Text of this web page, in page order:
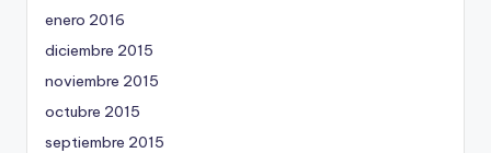
enero 2016
diciembre 2015
noviembre 2015
octubre 2015
septiembre 2015